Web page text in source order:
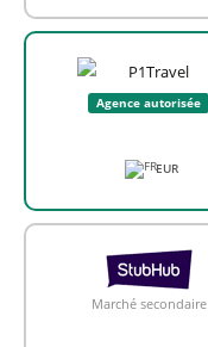
Agence autorisée
EUR
Marché secondaire